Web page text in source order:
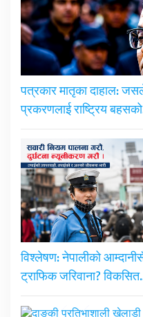
पत्रकार मातृका दाहाल:
प्रकरणलाई राष्ट्रिय
विश्लेषण: नेपालीको
ट्राफिक जरिवाना?